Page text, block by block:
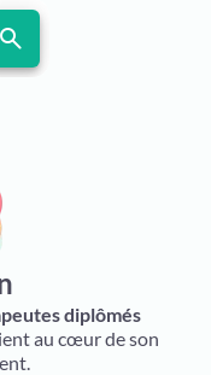
search
diplômés
au cœur de son